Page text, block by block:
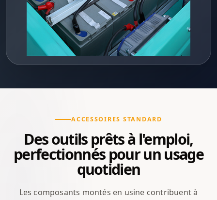
ACCESSOIRES STANDARD
Des outils prêts à l'emploi,
perfectionnés pour un usage
quotidien
Les composants montés en usine contribuent à